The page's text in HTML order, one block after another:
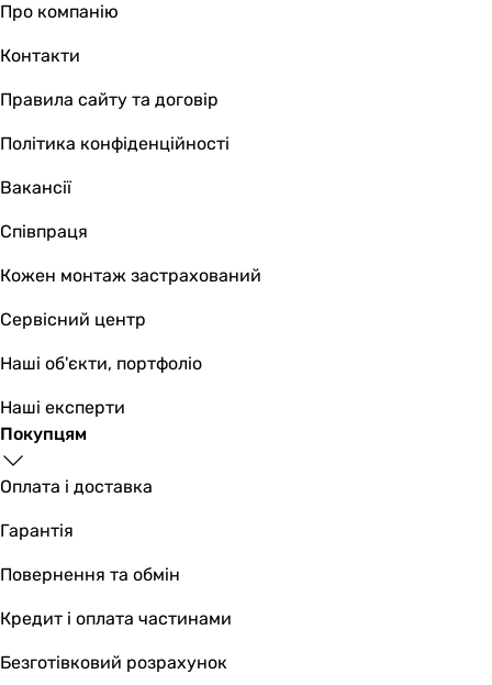
Про компанію
Контакти
Правила сайту та договір
Політика конфіденційності
Вакансії
Співпраця
Кожен монтаж застрахований
Сервісний центр
Наші об'єкти, портфоліо
Наші експерти
Покупцям
Оплата і доставка
Гарантія
Повернення та обмін
Кредит і оплата частинами
Безготівковий розрахунок